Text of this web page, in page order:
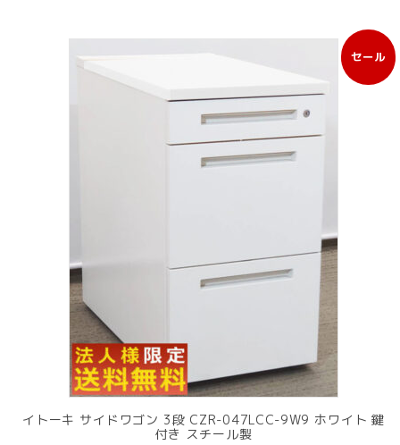
セール
販
売
イトーキ サイドワゴン 3段 CZR-047LCC-9W9 ホワイト 鍵
付き スチール製